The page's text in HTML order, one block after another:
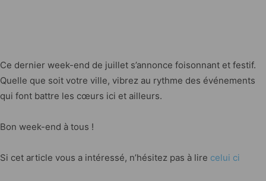
Ce dernier week-end de juillet s’annonce foisonnant et festif.
Quelle que soit votre ville, vibrez au rythme des événements
qui font battre les cœurs ici et ailleurs.
Bon week-end à tous !
Si cet article vous a intéressé, n’hésitez pas à lire celui ci